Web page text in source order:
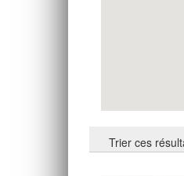
Trier ces